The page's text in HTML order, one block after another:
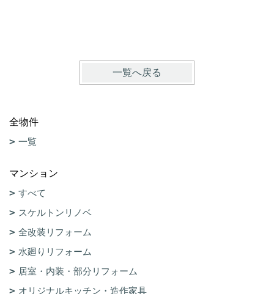
一覧へ戻る
全物件
一覧
マンション
すべて
スケルトンリノベ
全改装リフォーム
水廻りリフォーム
居室・内装・部分リフォーム
オリジナルキッチン・造作家具